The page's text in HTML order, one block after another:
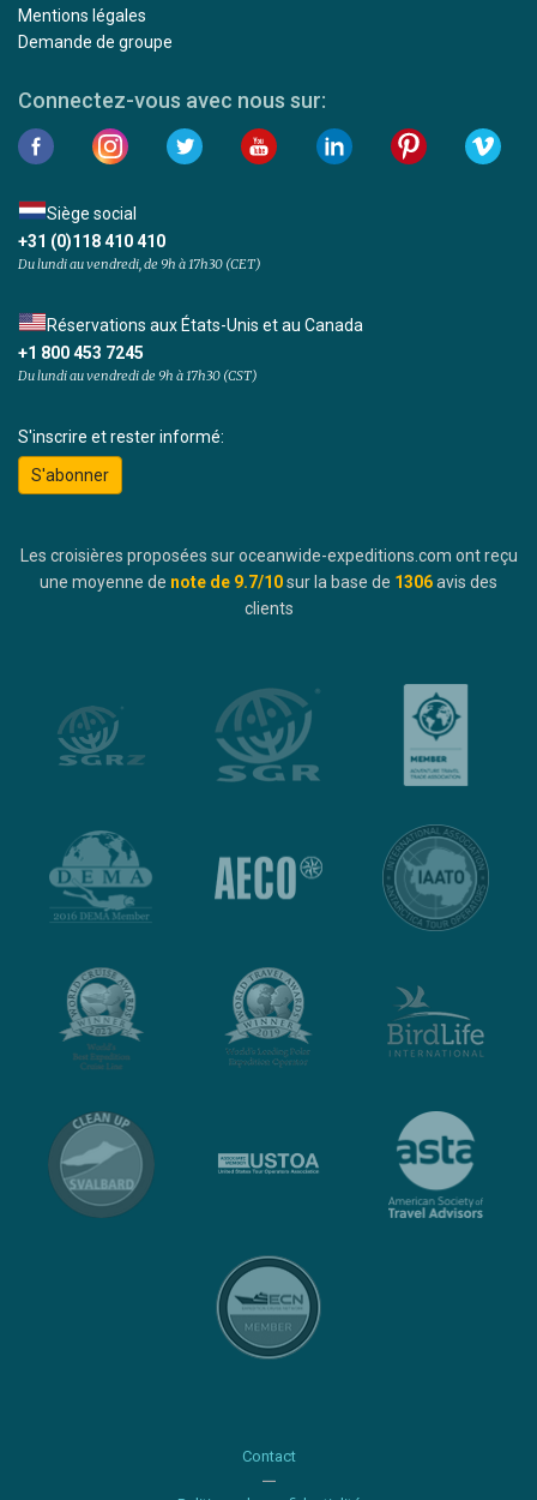
Mentions légales
Demande de groupe
Connectez-vous avec nous sur:
Siège social
+31 (0)118 410 410
Du lundi au vendredi, de 9h à 17h30 (CET)
Réservations aux États-Unis et au Canada
+1 800 453 7245
Du lundi au vendredi de 9h à 17h30 (CST)
S'inscrire et rester informé:
S'abonner
Les croisières proposées sur oceanwide-expeditions.com ont reçu
une moyenne de note de 9.7/10sur la base de 1306avis des
clients
Contact